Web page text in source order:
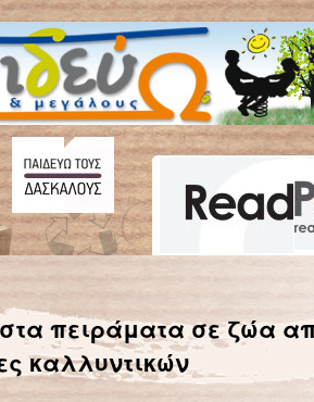
ΤΗΣ ΓΡΙΠΗΣ ΣΤΗΝ ΕΛΛΑΔΑ
πειράματα σε ζώα
καλλυντικών